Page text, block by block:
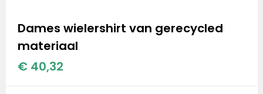
Dames wielershirt van gerecycled
materiaal
€ 40,32